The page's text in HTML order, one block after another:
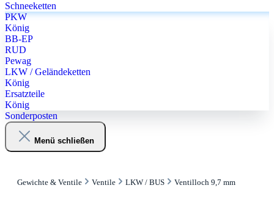
Schneeketten
PKW
König
BB-EP
RUD
Pewag
LKW / Geländeketten
König
Ersatzteile
König
Sonderposten
Menü schließen
Gewichte & Ventile Ventile LKW / BUS Ventilloch 9,7 mm